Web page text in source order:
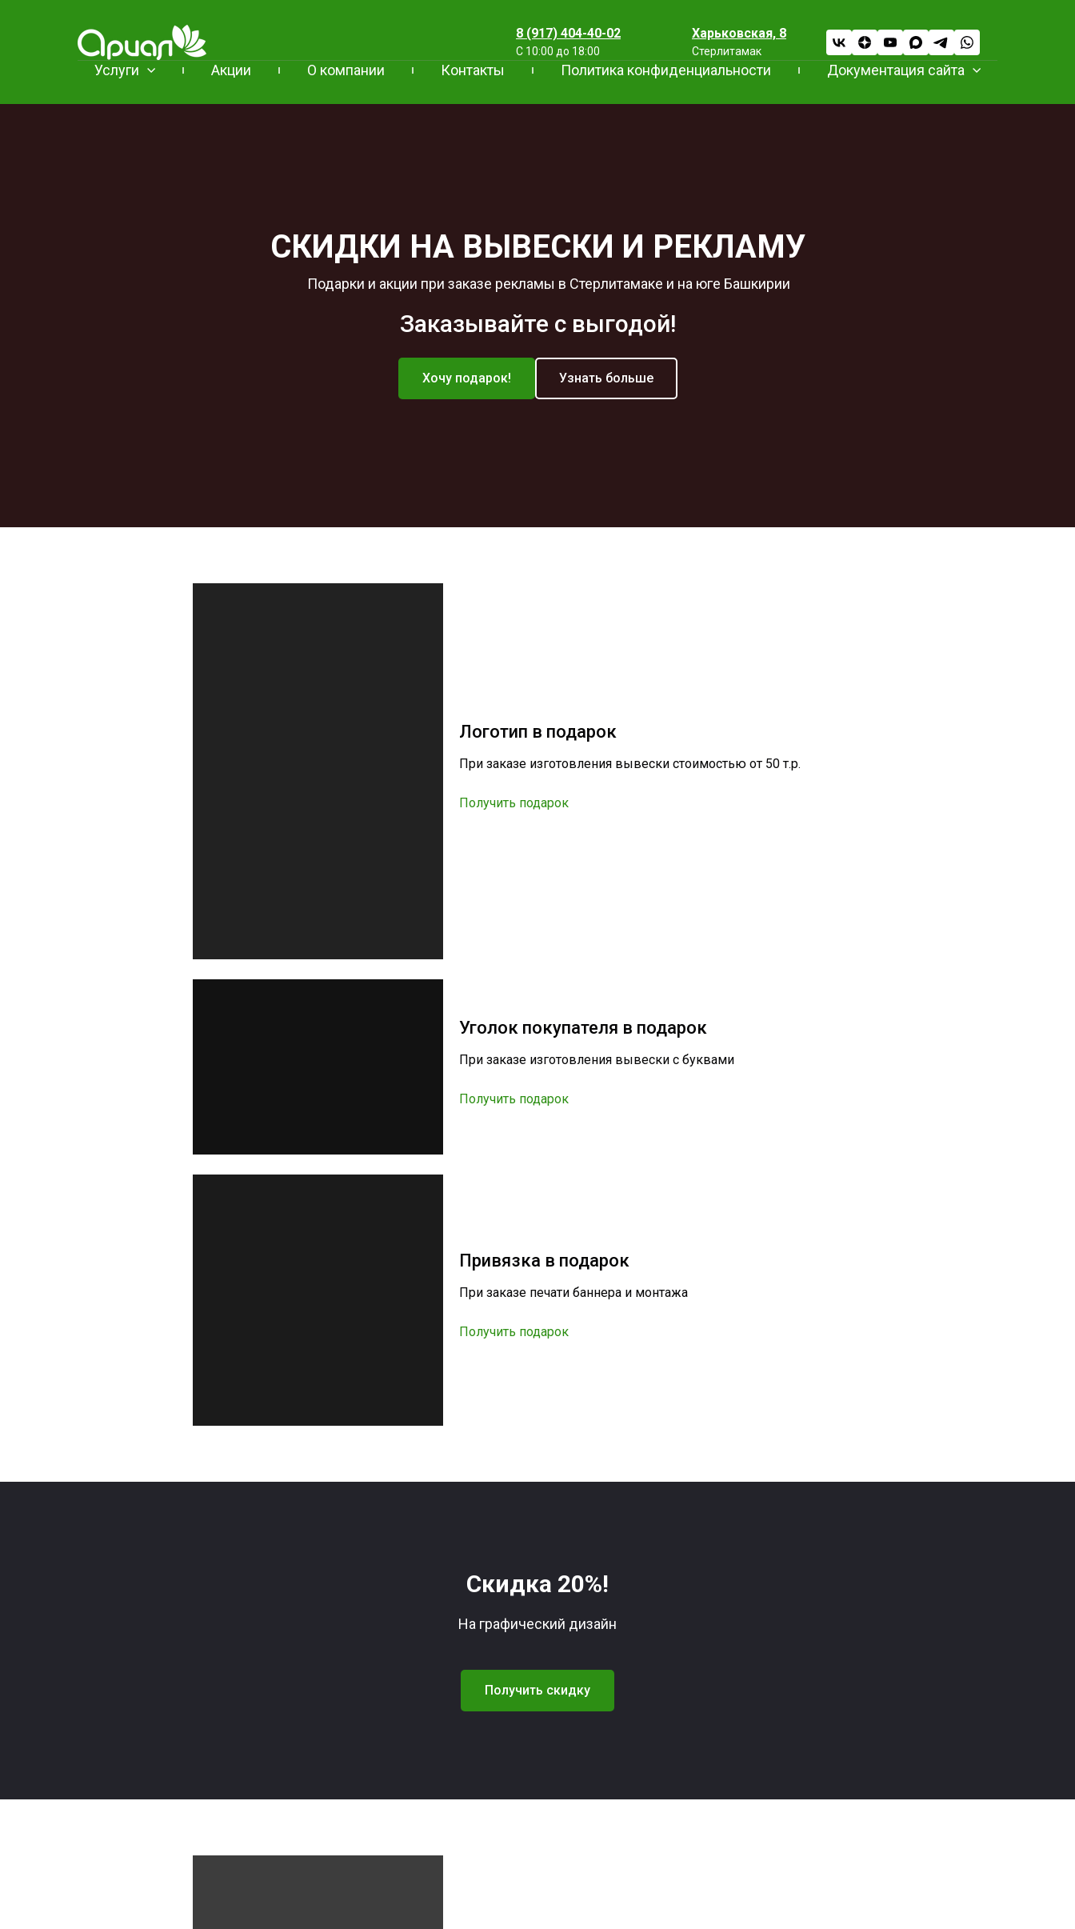
8 (917) 404-40-02
С 10:00 до 18:00
Харьковская, 8
Стерлитамак
Услуги Акции О компании Контакты Политика конфиденциальности Документация сайта
СКИДКИ НА ВЫВЕСКИ И РЕКЛАМУ
Подарки и акции при заказе рекламы в Стерлитамаке и на юге Башкирии
Заказывайте с выгодой!
Хочу подарок! Узнать больше
Логотип в подарок
При заказе изготовления вывески стоимостью от 50 т.р.
Получить подарок
Уголок покупателя в подарок
При заказе изготовления вывески с буквами
Получить подарок
Привязка в подарок
При заказе печати баннера и монтажа
Получить подарок
Скидка 20%!
На графический дизайн
Получить скидку